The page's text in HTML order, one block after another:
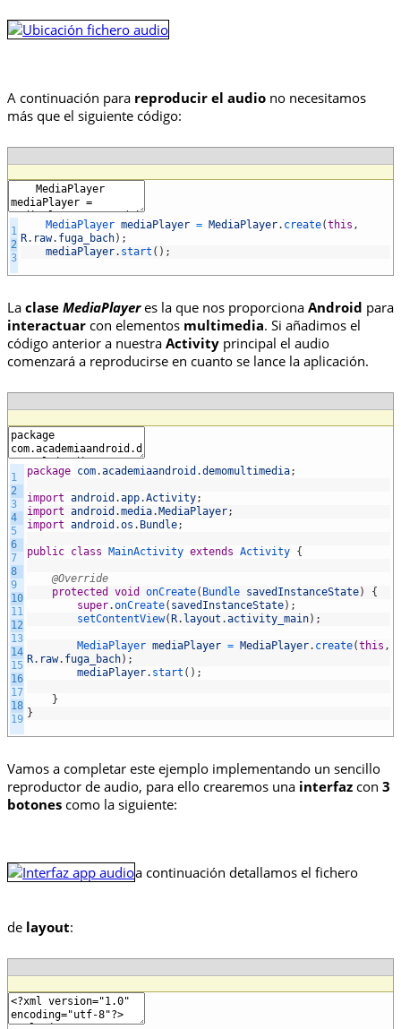
A continuación para reproducir el audio no necesitamos
más que el siguiente código:
1
2
3
MediaPlayer mediaPlayer = MediaPlayer. create(this ,
R. raw. fuga_bach) ;
mediaPlayer. start ( ) ;
La clase MediaPlayeres la que nos proporciona Android para
interactuar con elementos multimedia. Si añadimos el
código anterior a nuestra Activity principal el audio
comenzará a reproducirse en cuanto se lance la aplicación.
1
2
3
4
5
6
7
8
9
10
11
12
13
14
15
16
17
18
19
package com.academiaandroid .demomultimedia;
import android .app.Activity;
import android .media. MediaPlayer;
import android .os . Bundle;
public class MainActivity extends Activity {
@Override
protected
void onCreate( Bundle savedInstanceState)
{
super.onCreate( savedInstanceState) ;
setContentView( R. layout .activity_main) ;
MediaPlayer mediaPlayer = MediaPlayer. create(this ,
R. raw. fuga_bach) ;
mediaPlayer. start ( ) ;
}
}
Vamos a completar este ejemplo implementando un sencillo
reproductor de audio, para ello crearemos una interfaz con 3
botones como la siguiente:
a continuación detallamos el fichero
de layout: